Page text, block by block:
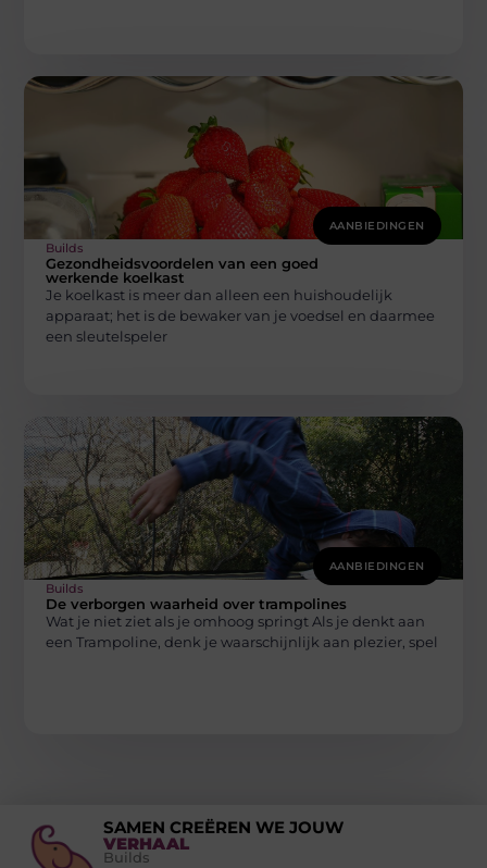
AANBIEDINGEN
Builds
Gezondheidsvoordelen van een goed
werkende koelkast
Je koelkast is meer dan alleen een huishoudelijk
apparaat; het is de bewaker van je voedsel en daarmee
een sleutelspeler
AANBIEDINGEN
Builds
De verborgen waarheid over trampolines
Wat je niet ziet als je omhoog springt Als je denkt aan
een Trampoline, denk je waarschijnlijk aan plezier, spel
SAMEN CREËREN WE JOUW
VERHAAL
Builds